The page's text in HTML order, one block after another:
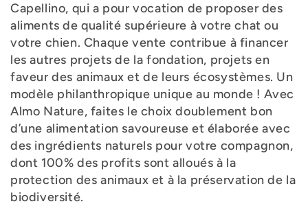
Capellino, qui a pour vocation de proposer des
aliments de qualité supérieure à votre chat ou
votre chien. Chaque vente contribue à financer
les autres projets de la fondation, projets en
faveur des animaux et de leurs écosystèmes. Un
modèle philanthropique unique au monde ! Avec
Almo Nature, faites le choix doublement bon
d’une alimentation savoureuse et élaborée avec
des ingrédients naturels pour votre compagnon,
dont 100% des profits sont alloués à la
protection des animaux et à la préservation de la
biodiversité.